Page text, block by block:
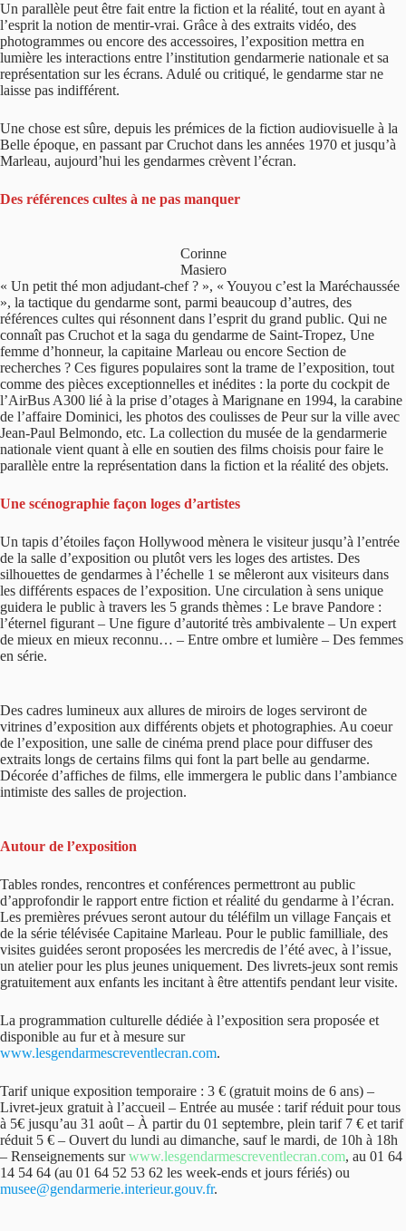
Un parallèle peut être fait entre la fiction et la réalité, tout en ayant à
l’esprit la notion de mentir-vrai. Grâce à des extraits vidéo, des
photogrammes ou encore des accessoires, l’exposition mettra en
lumière les interactions entre l’institution gendarmerie nationale et sa
représentation sur les écrans. Adulé ou critiqué, le gendarme star ne
laisse pas indifférent.
Une chose est sûre, depuis les prémices de la fiction audiovisuelle à la
Belle époque, en passant par Cruchot dans les années 1970 et jusqu’à
Marleau, aujourd’hui les gendarmes crèvent l’écran.
Des références cultes à ne pas manquer
Corinne
Masiero
« Un petit thé mon adjudant-chef ? », « Youyou c’est la Maréchaussée
», la tactique du gendarme sont, parmi beaucoup d’autres, des
références cultes qui résonnent dans l’esprit du grand public. Qui ne
connaît pas Cruchot et la saga du gendarme de Saint-Tropez, Une
femme d’honneur, la capitaine Marleau ou encore Section de
recherches ? Ces figures populaires sont la trame de l’exposition, tout
comme des pièces exceptionnelles et inédites : la porte du cockpit de
l’AirBus A300 lié à la prise d’otages à Marignane en 1994, la carabine
de l’affaire Dominici, les photos des coulisses de Peur sur la ville avec
Jean-Paul Belmondo, etc. La collection du musée de la gendarmerie
nationale vient quant à elle en soutien des films choisis pour faire le
parallèle entre la représentation dans la fiction et la réalité des objets.
Une scénographie façon loges d’artistes
Un tapis d’étoiles façon Hollywood mènera le visiteur jusqu’à l’entrée
de la salle d’exposition ou plutôt vers les loges des artistes. Des
silhouettes de gendarmes à l’échelle 1 se mêleront aux visiteurs dans
les différents espaces de l’exposition. Une circulation à sens unique
guidera le public à travers les 5 grands thèmes : Le brave Pandore :
l’éternel figurant – Une figure d’autorité très ambivalente – Un expert
de mieux en mieux reconnu… – Entre ombre et lumière – Des femmes
en série.
Des cadres lumineux aux allures de miroirs de loges serviront de
vitrines d’exposition aux différents objets et photographies. Au coeur
de l’exposition, une salle de cinéma prend place pour diffuser des
extraits longs de certains films qui font la part belle au gendarme.
Décorée d’affiches de films, elle immergera le public dans l’ambiance
intimiste des salles de projection.
Autour de l’exposition
Tables rondes, rencontres et conférences permettront au public
d’approfondir le rapport entre fiction et réalité du gendarme à l’écran.
Les premières prévues seront autour du téléfilm un village Fançais et
de la série télévisée Capitaine Marleau. Pour le public familliale, des
visites guidées seront proposées les mercredis de l’été avec, à l’issue,
un atelier pour les plus jeunes uniquement. Des livrets-jeux sont remis
gratuitement aux enfants les incitant à être attentifs pendant leur visite.
La programmation culturelle dédiée à l’exposition sera proposée et
disponible au fur et à mesure sur
www.lesgendarmescreventlecran.com.
Tarif unique exposition temporaire : 3 € (gratuit moins de 6 ans) –
Livret-jeux gratuit à l’accueil – Entrée au musée : tarif réduit pour tous
à 5€ jusqu’au 31 août – À partir du 01 septembre, plein tarif 7 € et tarif
réduit 5 € – Ouvert du lundi au dimanche, sauf le mardi, de 10h à 18h
– Renseignements surwww.lesgendarmescreventlecran.com, au 01 64
14 54 64 (au 01 64 52 53 62 les week-ends et jours fériés) ou
musee@gendarmerie.interieur.gouv.fr.